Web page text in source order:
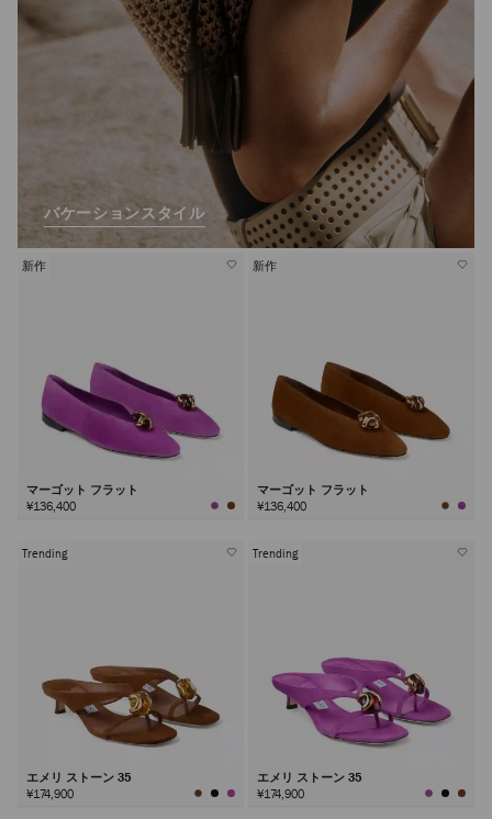
バケーションスタイル
新作
マーゴット フラット
¥136,400
新作
マーゴット フラット
¥136,400
Trending
エメリ ストーン 35
¥174,900
Trending
エメリ ストーン 35
¥174,900